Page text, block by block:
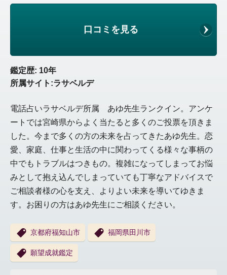
口コミを見る
鑑定歴: 10年
所属サイト:ラサベルデ
電話占いラサベルデ所属 あゆ先生ランクイン。アンケ
ートでは宮崎県からよく当たると多くのご投票を頂きま
した。今まで多くの方の未来を占ってきたあゆ先生。恋
愛、家庭、仕事と生活の中に関わってくる様々な事柄の
中でもトラブルはつきもの。複雑になってしまってお悩
みとして抱え込んでしまっていても丁寧なアドバイスで
ご相談者様の心を支え、よりよい未来を導いてゆきま
す。お困りの方はあゆ先生にご相談ください。
京都府福知山市 福岡県田川市
願望成就鑑定